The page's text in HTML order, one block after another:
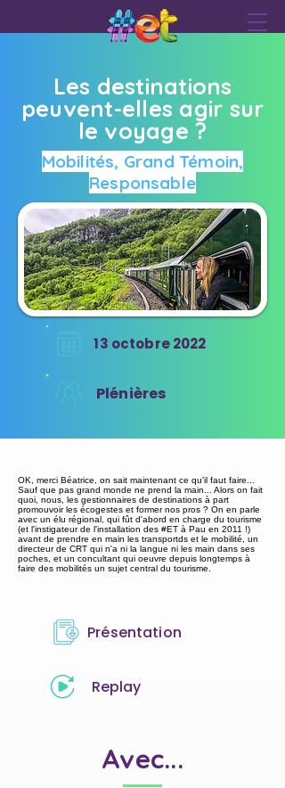
Les destinations
peuvent-elles agir sur
le voyage ?
Mobilités, Grand Témoin,
Responsable
13 octobre 2022
Plénières
OK, merci Béatrice, on sait maintenant ce qu'il faut faire...
Sauf que pas grand monde ne prend la main... Alors on fait
quoi, nous, les gestionnaires de destinations à part
promouvoir les écogestes et former nos pros ? On en parle
avec un élu régional, qui fût d'abord en charge du tourisme
(et l'instigateur de l'installation des #ET à Pau en 2011 !)
avant de prendre en main les transportds et le mobilité, un
directeur de CRT qui n'a ni la langue ni les main dans ses
poches, et un concultant qui oeuvre depuis longtemps à
faire des mobilités un sujet central du tourisme.
Présentation
Replay
Avec...